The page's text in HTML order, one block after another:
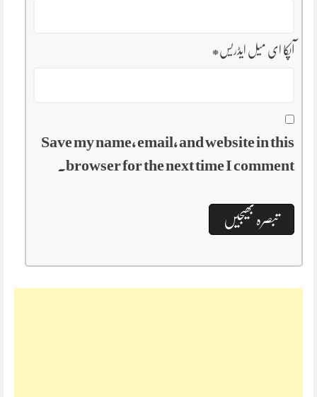
آپکا ای میل ایڈریس*
Save my name, email, and website in this
browser for the next time I comment.